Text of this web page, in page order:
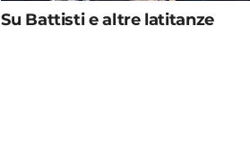
Su Battisti e altre latitanze